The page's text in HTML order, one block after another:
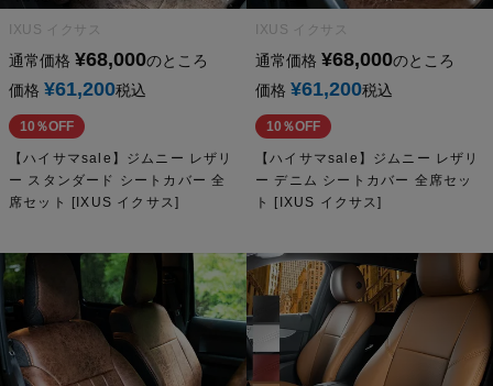
IXUS イクサス
通常価格 ¥68,000のところ
価格 ¥61,200税込
10％OFF
【ハイサマsale】ジムニー レザリ
ー スタンダード シートカバー 全
席セット [IXUS イクサス]
IXUS イクサス
通常価格 ¥68,000のところ
価格 ¥61,200税込
10％OFF
【ハイサマsale】ジムニー レザリ
ー デニム シートカバー 全席セッ
ト [IXUS イクサス]